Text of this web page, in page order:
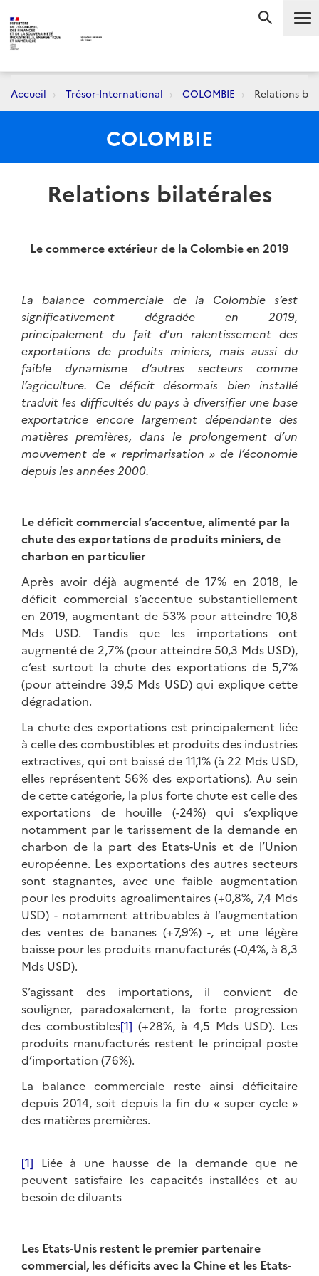
Accueil Trésor-International COLOMBIE Relations
COLOMBIE
Relations bilatérales
Le commerce extérieur de la Colombie en 2019
La balance commerciale de la Colombie s’est
significativement dégradée en 2019,
principalement du fait d’un ralentissement des
exportations de produits miniers, mais aussi du
faible dynamisme d’autres secteurs comme
l’agriculture. Ce déficit désormais bien installé
traduit les difficultés du pays à diversifier une base
exportatrice encore largement dépendante des
matières premières, dans le prolongement d’un
mouvement de « reprimarisation » de l’économie
depuis les années 2000.
Le déficit commercial s’accentue, alimenté par la
chute des exportations de produits miniers, de
charbon en particulier
Après avoir déjà augmenté de 17% en 2018, le
déficit commercial s’accentue substantiellement
en 2019, augmentant de 53% pour atteindre 10,8
Mds USD. Tandis que les importations ont
augmenté de 2,7% (pour atteindre 50,3 Mds USD),
c’est surtout la chute des exportations de 5,7%
(pour atteindre 39,5 Mds USD) qui explique cette
dégradation.
La chute des exportations est principalement liée
à celle des combustibles et produits des industries
extractives, qui ont baissé de 11,1% (à 22 Mds USD,
elles représentent 56% des exportations). Au sein
de cette catégorie, la plus forte chute est celle des
exportations de houille (-24%) qui s’explique
notamment par le tarissement de la demande en
charbon de la part des Etats-Unis et de l’Union
européenne. Les exportations des autres secteurs
sont stagnantes, avec une faible augmentation
pour les produits agroalimentaires (+0,8%, 7,4 Mds
USD) - notamment attribuables à l’augmentation
des ventes de bananes (+7,9%) -, et une légère
baisse pour les produits manufacturés (-0,4%, à 8,3
Mds USD).
S’agissant des importations, il convient de
souligner, paradoxalement, la forte progression
des combustibles[1] (+28%, à 4,5 Mds USD). Les
produits manufacturés restent le principal poste
d’importation (76%).
La balance commerciale reste ainsi déficitaire
depuis 2014, soit depuis la fin du « super cycle »
des matières premières.
[1] Liée à une hausse de la demande que ne
peuvent satisfaire les capacités installées et au
besoin de diluants
Les Etats-Unis restent le premier partenaire
commercial, les déficits avec la Chine et les Etats-